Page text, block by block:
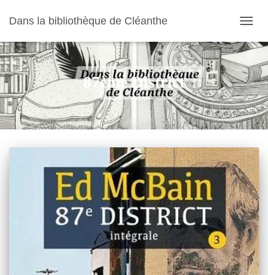
Dans la bibliothèque de Cléanthe
LA
87ème District